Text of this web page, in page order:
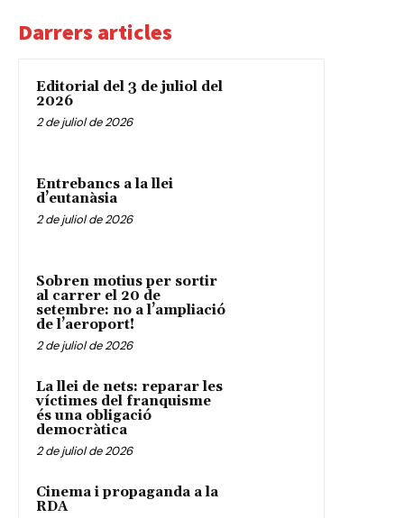
Darrers articles
Editorial del 3 de juliol del
2026
2 de juliol de 2026
Entrebancs a la llei
d’eutanàsia
2 de juliol de 2026
Sobren motius per sortir
al carrer el 20 de
setembre: no a l’ampliació
de l’aeroport!
2 de juliol de 2026
La llei de nets: reparar les
víctimes del franquisme
és una obligació
democràtica
2 de juliol de 2026
Cinema i propaganda a la
RDA